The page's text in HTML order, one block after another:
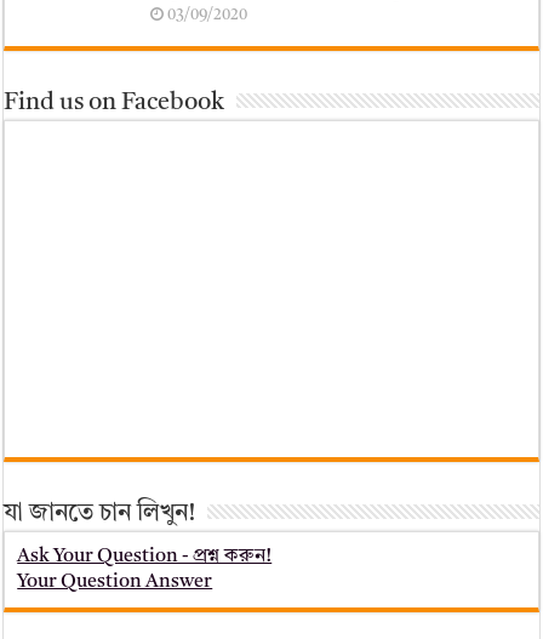
03/09/2020
Find us on Facebook
যা জানতে চান লিখুন!
Ask Your Question - প্রশ্ন করুন!
Your Question Answer